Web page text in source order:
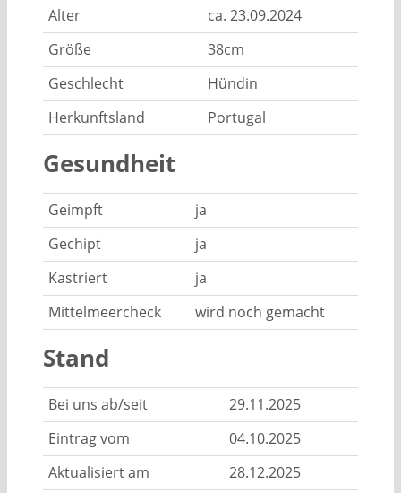
Alter
ca. 23.09.2024
Größe
38cm
Geschlecht
Hündin
Herkunftsland
Portugal
Gesundheit
Geimpft
ja
Gechipt
ja
Kastriert
ja
Mittelmeercheck
wird noch gemacht
Stand
Bei uns ab/seit
29.11.2025
Eintrag vom
04.10.2025
Aktualisiert am
28.12.2025